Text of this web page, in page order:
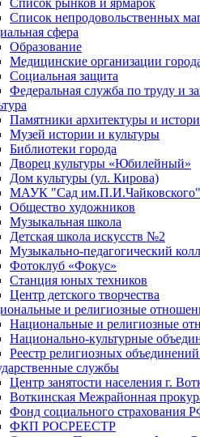
Cписок рынков и ярмарок
Список непродовольственных
сфера
Образование
Медицинские организации
Социальная защита
Федеральная служба по труду и
Памятники архитектуры и
Музей истории и культуры
Библиотеки города
Дворец культуры «Юбилейный»
Дом культуры (ул. Кирова)
МАУК "Сад им.П.И.Чайковского"
Общество художников
Музыкальная школа
Детская школа искусств №2
Музыкально-педагогический
Фотоклуб «Фокус»
Станция юных техников
Центр детского творчества
и религиозные
Национальные и религиозные
Национально-культурные
Реестр религиозных
службы
Центр занятости населения г.
Воткинская Межрайонная
Фонд социального страхования
ФКП РОСРЕЕСТР